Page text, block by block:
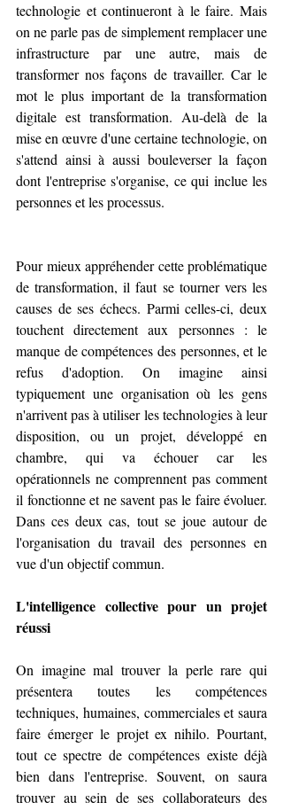
technologie et continueront à le faire. Mais
on ne parle pas de simplement remplacer une
infrastructure par une autre, mais de
transformer nos façons de travailler. Car le
mot le plus important de la transformation
digitale est transformation. Au-delà de la
mise en œuvre d'une certaine technologie, on
s'attend ainsi à aussi bouleverser la façon
dont l'entreprise s'organise, ce qui inclue les
personnes et les processus.
Pour mieux appréhender cette problématique
de transformation, il faut se tourner vers les
causes de ses échecs. Parmi celles-ci, deux
touchent directement aux personnes : le
manque de compétences des personnes, et le
refus d'adoption. On imagine ainsi
typiquement une organisation où les gens
n'arrivent pas à utiliser les technologies à leur
disposition, ou un projet, développé en
chambre, qui va échouer car les
opérationnels ne comprennent pas comment
il fonctionne et ne savent pas le faire évoluer.
Dans ces deux cas, tout se joue autour de
l'organisation du travail des personnes en
vue d'un objectif commun.
L'intelligence collective pour un projet
réussi
On imagine mal trouver la perle rare qui
présentera toutes les compétences
techniques, humaines, commerciales et saura
faire émerger le projet ex nihilo. Pourtant,
tout ce spectre de compétences existe déjà
bien dans l'entreprise. Souvent, on saura
trouver au sein de ses collaborateurs des